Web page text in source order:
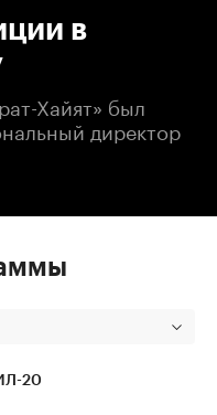
в
Хайят» был
директор
20